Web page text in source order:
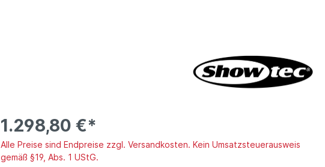
Handy & DSL
1.298,80 €*
Alle Preise sind Endpreise zzgl. Versandkosten. Kein Umsatzsteuerausweis
gemäß §19, Abs. 1 UStG.